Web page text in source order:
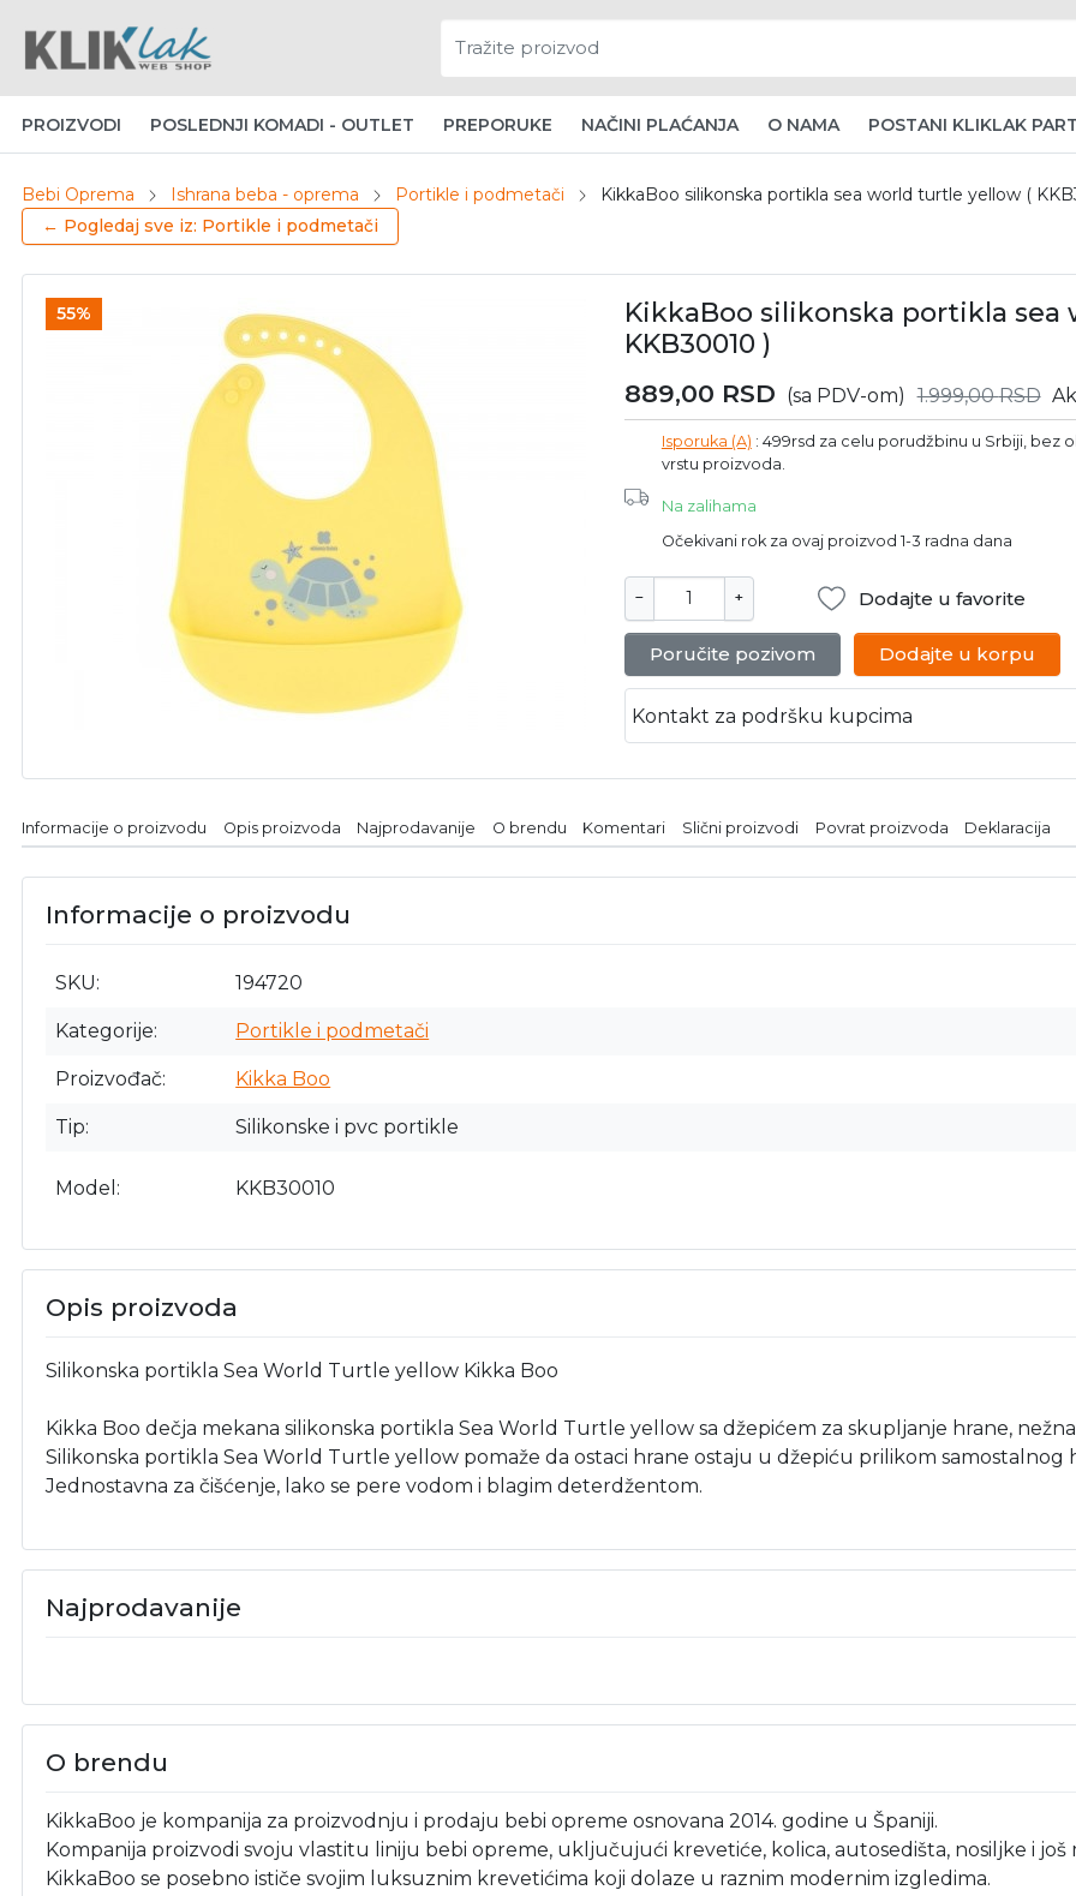
PROIZVODI POSLEDNJI KOMADI - OUTLET PREPORUKE NAČINI PLAĆANJA O NAMA POSTANI KLIKLAK
Bebi Oprema Ishrana beba - oprema Portikle i podmetači
KikkaBoo silikonska portikla sea world turtle yellow (
← Pogledaj sve iz: Portikle i podmetači
55%
KikkaBoo silikonska portikla
KKB30010 )
889,00 RSD (sa PDV-om) 1.999,00RSD
Isporuka (A) : 499rsd za celu porudžbinu u Srbiji, bez
vrstu proizvoda.
Na zalihama
Očekivani rok za ovaj proizvod 1-3 radna dana
− + Dodajte u favorite
Poručite pozivom Dodajte u korpu
Kontakt za podršku kupcima
Informacije o proizvodu Opis proizvoda Najprodavanije O brendu Komentari Slični proizvodi Povrat proizvoda Deklaracija
Informacije o proizvodu
SKU 194720
Kategorije Portikle i podmetači
Proizvođač Kikka Boo
Tip Silikonske i pvc portikle
Model KKB30010
Opis proizvoda
Silikonska portikla Sea World Turtle yellow Kikka Boo
Kikka Boo dečja mekana silikonska portikla Sea World Turtle yellow sa džepićem za skupljanje hrane,
Silikonska portikla Sea World Turtle yellow pomaže da ostaci hrane ostaju u džepiću prilikom samostalnog
Jednostavna za čišćenje, lako se pere vodom i blagim deterdžentom.
Najprodavanije
O brendu
KikkaBoo je kompanija za proizvodnju i prodaju bebi opreme osnovana 2014. godine u Španiji.
Kompanija proizvodi svoju vlastitu liniju bebi opreme, uključujući krevetiće, kolica, autosedišta, nosiljke i još
KikkaBoo se posebno ističe svojim luksuznim krevetićima koji dolaze u raznim modernim izgledima.